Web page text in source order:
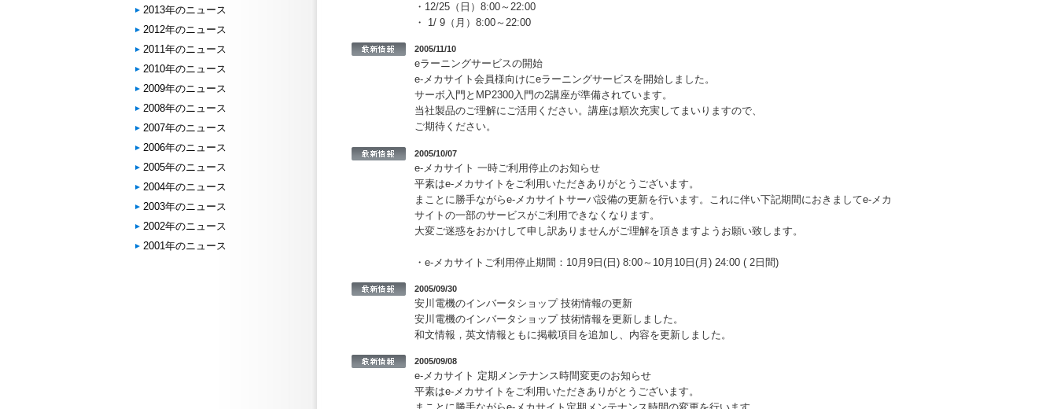
・12/25（日）8:00～22:00
・ 1/ 9（月）8:00～22:00
2005/11/10
eラーニングサービスの開始
e-メカサイト会員様向けにeラーニングサービスを開始しました。
サーボ入門とMP2300入門の2講座が準備されています。
当社製品のご理解にご活用ください。講座は順次充実してまいりますので、
ご期待ください。
2005/10/07
e-メカサイト 一時ご利用停止のお知らせ
平素はe-メカサイトをご利用いただきありがとうございます。
まことに勝手ながらe-メカサイトサーバ設備の更新を行います。これに伴い下記期間におきましてe-メカ
サイトの一部のサービスがご利用できなくなります。
大変ご迷惑をおかけして申し訳ありませんがご理解を頂きますようお願い致します。
・e-メカサイトご利用停止期間：10月9日(日) 8:00～10月10日(月) 24:00 ( 2日間)
2005/09/30
安川電機のインバータショップ 技術情報の更新
安川電機のインバータショップ 技術情報を更新しました。
和文情報，英文情報ともに掲載項目を追加し、内容を更新しました。
2005/09/08
e-メカサイト 定期メンテナンス時間変更のお知らせ
平素はe-メカサイトをご利用いただきありがとうございます。
2013年のニュース
2012年のニュース
2011年のニュース
2010年のニュース
2009年のニュース
2008年のニュース
2007年のニュース
2006年のニュース
2005年のニュース
2004年のニュース
2003年のニュース
2002年のニュース
2001年のニュース